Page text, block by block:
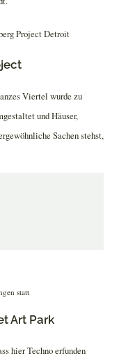
Viertel wurde zu
und Häuser,
Sachen stehst,
statt
Art Park
hier Techno erfunden